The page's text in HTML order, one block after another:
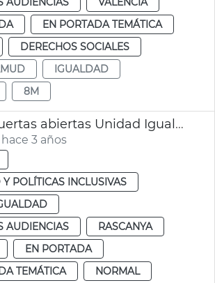
EN PORTADA TEMÁTICA
DERECHOS SOCIALES
IGUALDAD
8M
Jornada puertas abiertas Unidad Igualdad Torrefiel-Orriols
3 años
POLÍTICAS INCLUSIVAS
AUDIENCIAS
RASCANYA
EN PORTADA
TEMÁTICA
NORMAL